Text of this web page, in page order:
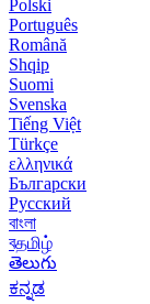
Polski
Português
Română
Shqip
Suomi
Svenska
Tiếng Việt
Türkçe
ελληνικά
Български
Русский
বাংলা
বதமிழ்
తెలుగు
ಕನ್ನಡ